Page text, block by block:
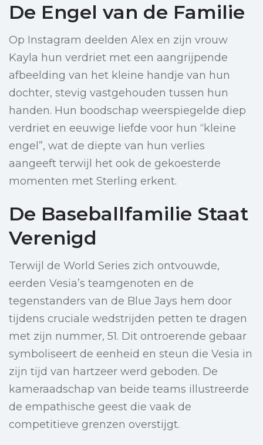
De Engel van de Familie
Op Instagram deelden Alex en zijn vrouw
Kayla hun verdriet met een aangrijpende
afbeelding van het kleine handje van hun
dochter, stevig vastgehouden tussen hun
handen. Hun boodschap weerspiegelde diep
verdriet en eeuwige liefde voor hun “kleine
engel”, wat de diepte van hun verlies
aangeeft terwijl het ook de gekoesterde
momenten met Sterling erkent.
De Baseballfamilie Staat
Verenigd
Terwijl de World Series zich ontvouwde,
eerden Vesia’s teamgenoten en de
tegenstanders van de Blue Jays hem door
tijdens cruciale wedstrijden petten te dragen
met zijn nummer, 51. Dit ontroerende gebaar
symboliseert de eenheid en steun die Vesia in
zijn tijd van hartzeer werd geboden. De
kameraadschap van beide teams illustreerde
de empathische geest die vaak de
competitieve grenzen overstijgt.